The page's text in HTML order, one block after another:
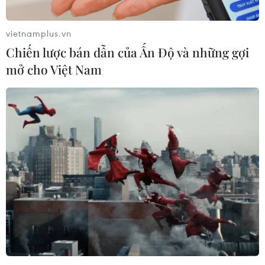
Gần 50 người tử vong do liên quan đến các
cơn bão tuyết tại Mỹ
20/02/2021 02:50
Trong hơn một tuần qua, đợt bão tuyết lịch sử đã khiến
khu vực miền Trung nước Mỹ, vốn không quen với điều
kiện khắc nghiệt, trải qua các hiện tượng thời tiết như ở
Bắc Cực.
vietnamplus.vn
Chiến lược bán dẫn của Ấn Độ và những gợi
mở cho Việt Nam